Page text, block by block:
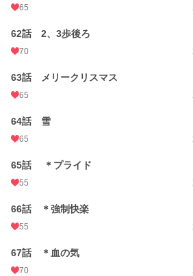
65
62話 2、3歩後ろ
70
63話 メリークリスマス
65
64話 雪
65
65話 ＊プライド
55
66話 ＊強制快楽
55
67話 ＊血の気
70